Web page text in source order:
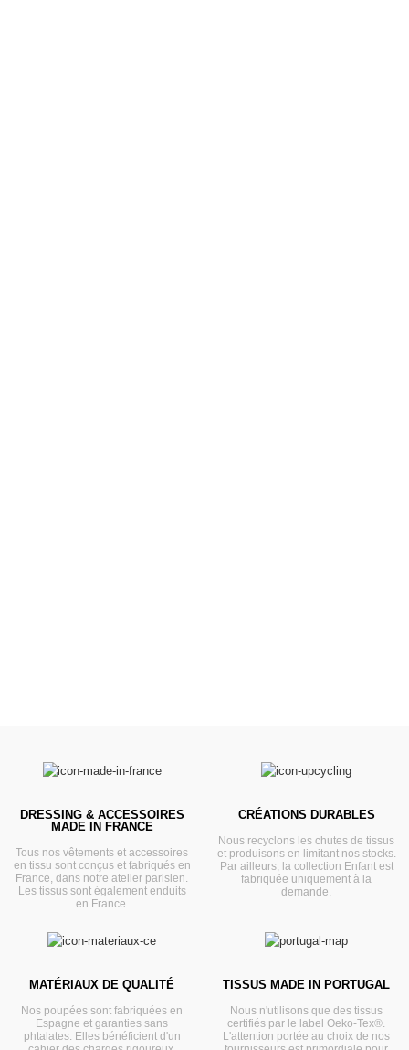
DRESSING & ACCESSOIRES
MADE IN FRANCE
Tous nos vêtements et accessoires
en tissu sont conçus et fabriqués en
France, dans notre atelier parisien.
Les tissus sont également enduits
en France.
CRÉATIONS DURABLES
Nous recyclons les chutes de tissus
et produisons en limitant nos stocks.
Par ailleurs, la collection Enfant est
fabriquée uniquement à la
demande.
MATÉRIAUX DE QUALITÉ
Nos poupées sont fabriquées en
Espagne et garanties sans
phtalates. Elles bénéficient d'un
TISSUS MADE IN PORTUGAL
Nous n'utilisons que des tissus
certifiés par le label Oeko-Tex®.
L'attention portée au choix de nos